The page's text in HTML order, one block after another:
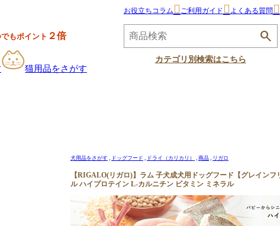
もポイント ２倍
ベッド・ピ
用品
猫用品をさがす
食器
お散歩
お役立ちコラム ご利用ガイド よくある質問
カテゴリ別検索はこちら
【RIGALO(リガロ)】ラム 子犬成犬用ドッグフード【グレイン
ル ハイプロテイン L-カルニチン ビタミン ミネラル
犬用品をさがす ドッグフード ドライ（カリカリ） 商品 リガロ